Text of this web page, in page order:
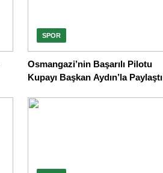
SPOR
Osmangazi’nin Başarılı Pilotu
Kupayı Başkan Aydın’la Paylaştı